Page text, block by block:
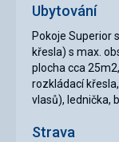
Ubytování
Pokoje Superior
křesla) s max.
plocha cca
rozkládací
vlasů), lednička,
Strava